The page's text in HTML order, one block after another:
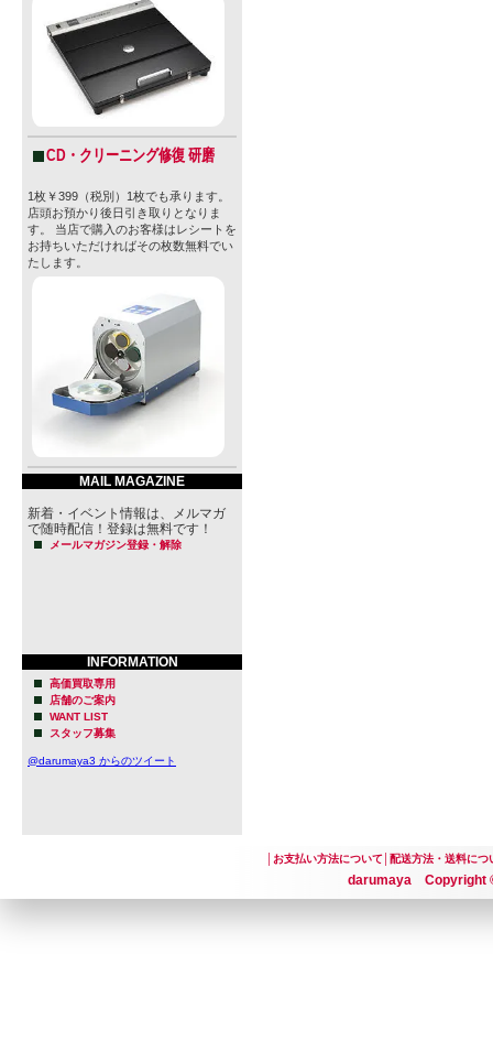
CD・クリーニング修復 研磨
1枚￥399（税別）1枚でも承ります。
店頭お預かり後日引き取りとなりま
す。 当店で購入のお客様はレシートを
お持ちいただければその枚数無料でい
たします。
MAIL MAGAZINE
新着・イベント情報は、メルマガ
で随時配信！登録は無料です！
メールマガジン登録・解除
INFORMATION
高価買取専用
店舗のご案内
WANT LIST
スタッフ募集
@darumaya3 からのツイート
お支払い方法について│ 配送方法・送料につ
darumaya Copyright